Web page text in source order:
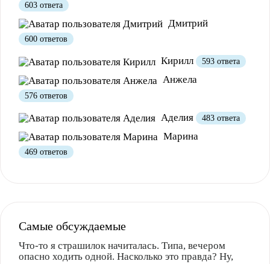
Полезно 1
603 ответа
Дмитрий
600 ответов
Кирилл 593 ответа
Анжела
576 ответов
Аделия 483 ответа
Марина
469 ответов
Самые обсуждаемые
Что-то я страшилок начиталась. Типа, вечером
опасно ходить одной. Насколько это правда? Ну,